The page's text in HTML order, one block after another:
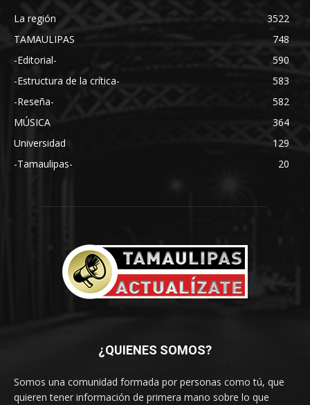
La región
3522
TAMAULIPAS
748
-Editorial-
590
-Estructura de la crítica-
583
-Reseña-
582
MÚSICA
364
Universidad
129
-Tamaulipas-
20
¿QUIENES SOMOS?
Somos una comunidad formada por personas como tú, que
quieren tener información de primera mano sobre lo que